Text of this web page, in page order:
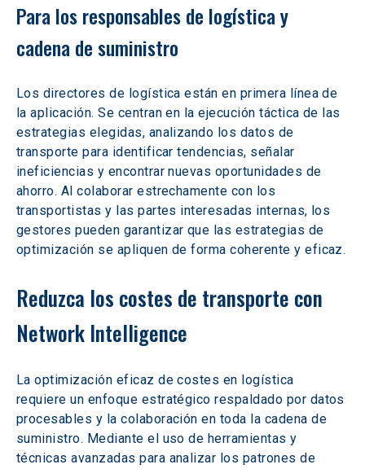
Para los responsables de logística y
cadena de suministro
Los directores de logística están en primera línea de
la aplicación. Se centran en la ejecución táctica de las
estrategias elegidas, analizando los datos de
transporte para identificar tendencias, señalar
ineficiencias y encontrar nuevas oportunidades de
ahorro. Al colaborar estrechamente con los
transportistas y las partes interesadas internas, los
gestores pueden garantizar que las estrategias de
optimización se apliquen de forma coherente y eficaz.
Reduzca los costes de transporte con
Network Intelligence
La optimización eficaz de costes en logística
requiere un enfoque estratégico respaldado por datos
procesables y la colaboración en toda la cadena de
suministro. Mediante el uso de herramientas y
técnicas avanzadas para analizar los patrones de